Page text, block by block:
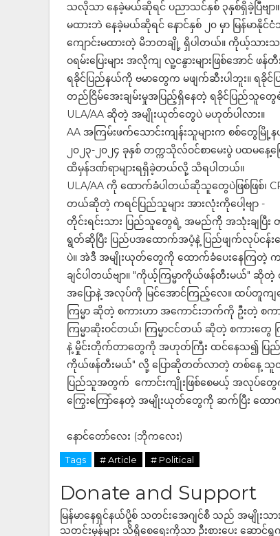
သလိုသာ နေခဲ့မယ်ဆိုရင် ပညာသင်နှစ် ၃နှစ်ရှိခဲ့ပြီဗ
မထားဘဲ နေခဲ့မယ်ဆိုရင် နောင်နှစ် ၂၀ မှာ မြန်မာ
ကျောင်းမထားတဲ့ မိဘတချို့ ရှိပါတယ်။ ကိုယ့်သားသ
ဝရမ်းပြေးများ အလိုကျ လူ့ငနွားများဖြစ်အောင်
ရခိုင်ပြည်နယ်ကို ဗမာတွေက မဖျက်ဆီးပါဘူး။ ရခို
တည်ငြိမ်အေးချမ်းမှုအပြည့်ရှိနေတဲ့ ရခိုင်ပြည်သူတွေ
ULA/AA ဆိုတဲ့ အမျိုးယုတ်တွေပဲ မဟုတ်ပါလား။
AA အကြမ်းဖက်သောင်းကျန်းသူများက စစ်တွေမြို့
၂၀၂၃-၂၀၂၄ ခုနှစ် တက္ကသိုလ်ဝင်စာမေးပွဲ ပထမနေ့
ထိမှန်ဒဏ်ရာများရရှိခဲ့တယ်လို့ သိရပါတယ်။
ULA/AA ကို ထောက်ခံပါတယ်ဆိုသူတွေပဲဖြစ်ဖြစ်၊
တယ်ဆိုတဲ့ ကရင်ပြည်သူများ အားလုံးကိုပေါ့ဗျာ -
တိုင်းရင်းသား ပြည်သူတွေရဲ့ အမည်ကို အသုံးချပြီး တ
ရွတ်ဆိုပြီး ပြည်ပအထောက်အပံ့နဲ့ ပြည်ဖျက်လုပ်င
ပဲ။ အဲဒီ အမျိုးယုတ်တွေကို ထောက်ခံပေးနေကြတဲ့ ကချင်၊
ချင်ပါတယ်ဗျာ။ "ကိုယ့်ကြမ္မာကိုယ်ဖန်တီးမယ်" ဆို
အပြောနဲ့ အလုပ်ကို မြင်အောင်ကြည့်လေ။ ထပ်တူက
ကြမ္မာ ဆိုတဲ့ စကားဟာ အကောင်းဘက်ကို ဦးတဲ့ စက
ကြမ္မာဆိုးဝင်တယ်၊ ကြမ္မာငင်တယ် ဆိုတဲ့ စကားတွ
နဲ့ မှိုင်းတိုက်တာတွေကို အဟုတ်ကြီး ထင်နေသ၍ ပြည်သူ
ကိုယ်ဖန်တီးမယ်" လို့ ပြောဆိုတတ်လာတဲ့ တစ်နေ့ သူ
ပြည်သူအတွက် ကောင်းကျိုးဖြစ်စေမယ့် အလုပ်
ကြွေးကြော်နေတဲ့ အမျိုးယုတ်တွေကို ဆက်ပြီး ထော
နောင်တော်လေး (ဘိုကလေး)
Tags # Article # Political
Donate and Support
မြန်မာနေရှင်နယ်ပို့စ် သတင်းအေဂျင်စီ သည် အမျိုးသ
သတင်းမှန်များ သိရှိစေရေးကိုသာ ဦးစားပေး ဆေ